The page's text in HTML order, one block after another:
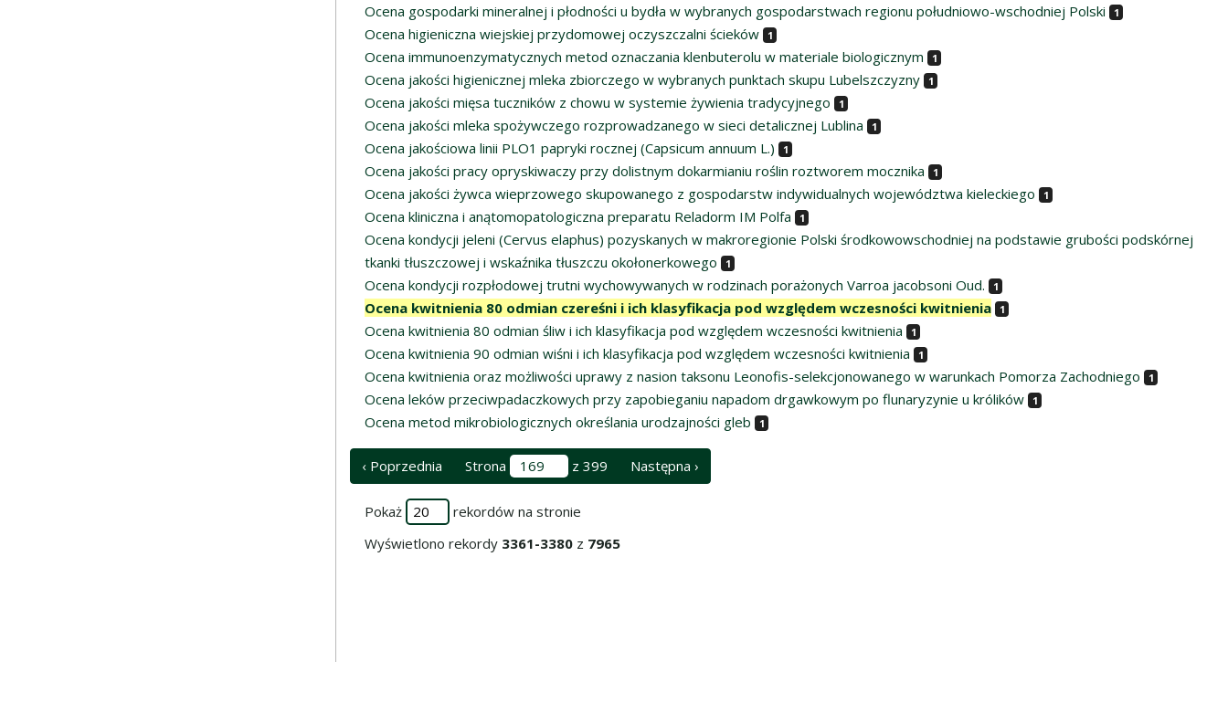
Ocena gospodarki mineralnej i płodności u bydła w wybranych gospodarstwach regionu południowo-wschodniej Polski 1
Ocena higieniczna wiejskiej przydomowej oczyszczalni ścieków 1
Ocena immunoenzymatycznych metod oznaczania klenbuterolu w materiale biologicznym 1
Ocena jakości higienicznej mleka zbiorczego w wybranych punktach skupu Lubelszczyzny 1
Ocena jakości mięsa tuczników z chowu w systemie żywienia tradycyjnego 1
Ocena jakości mleka spożywczego rozprowadzanego w sieci detalicznej Lublina 1
Ocena jakościowa linii PLO1 papryki rocznej (Capsicum annuum L.) 1
Ocena jakości pracy opryskiwaczy przy dolistnym dokarmianiu roślin roztworem mocznika 1
Ocena jakości żywca wieprzowego skupowanego z gospodarstw indywidualnych województwa kieleckiego 1
Ocena kliniczna i anątomopatologiczna preparatu Reladorm IM Polfa 1
Ocena kondycji jeleni (Cervus elaphus) pozyskanych w makroregionie Polski środkowowschodniej na podstawie grubości podskórnej
tkanki tłuszczowej i wskaźnika tłuszczu okołonerkowego
1
Ocena kondycji rozpłodowej trutni wychowywanych w rodzinach porażonych Varroa jacobsoni Oud. 1
Ocena kwitnienia 80 odmian czereśni i ich klasyfikacja pod względem wczesności kwitnienia 1
Ocena kwitnienia 80 odmian śliw i ich klasyfikacja pod względem wczesności kwitnienia 1
Ocena kwitnienia 90 odmian wiśni i ich klasyfikacja pod względem wczesności kwitnienia 1
Ocena kwitnienia oraz możliwości uprawy z nasion taksonu Leonofis-selekcjonowanego w warunkach Pomorza Zachodniego 1
Ocena leków przeciwpadaczkowych przy zapobieganiu napadom drgawkowym po flunaryzynie u królików 1
Ocena metod mikrobiologicznych określania urodzajności gleb 1
‹ Poprzednia Strona z 399 Następna ›
Pokaż
rekordów na stronie
Wyświetlono rekordy 3361-3380 z 7965